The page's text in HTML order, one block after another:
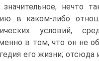
значительное, нечто
в каком-либо
условий,
в том, что он не
его жизни; отсюда